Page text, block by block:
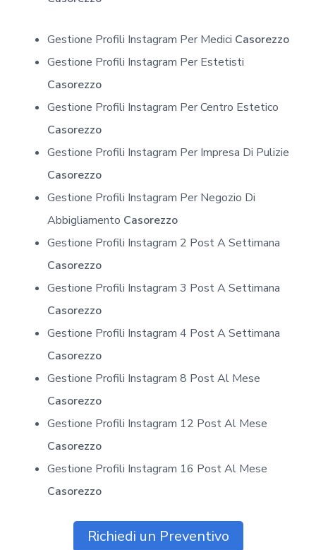
Gestione Profili Instagram Per Medici Casorezzo
Gestione Profili Instagram Per Estetisti
Casorezzo
Gestione Profili Instagram Per Centro Estetico
Casorezzo
Gestione Profili Instagram Per Impresa Di Pulizie
Casorezzo
Gestione Profili Instagram Per Negozio Di
Abbigliamento Casorezzo
Gestione Profili Instagram 2 Post A Settimana
Casorezzo
Gestione Profili Instagram 3 Post A Settimana
Casorezzo
Gestione Profili Instagram 4 Post A Settimana
Casorezzo
Gestione Profili Instagram 8 Post Al Mese
Casorezzo
Gestione Profili Instagram 12 Post Al Mese
Casorezzo
Gestione Profili Instagram 16 Post Al Mese
Casorezzo
Richiedi un Preventivo